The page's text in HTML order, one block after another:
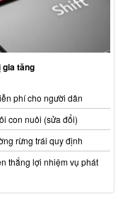
gia tăng
phí cho người dân
con nuôi (sửa đổi)
rừng trái quy định
thắng lợi nhiệm vụ phát